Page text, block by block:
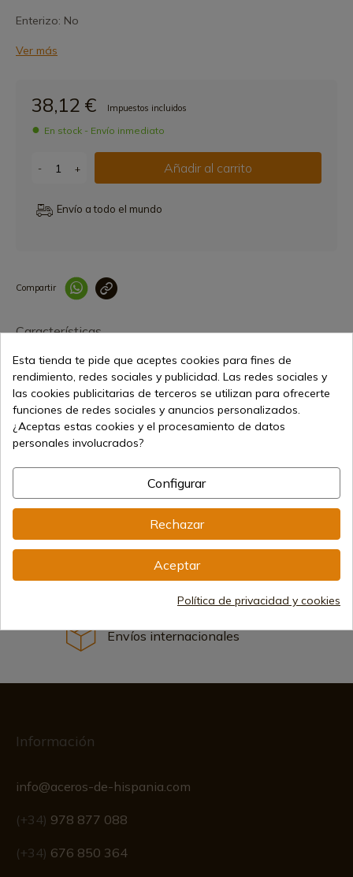
Enterizo: No
Ver más
38,12 € Impuestos incluidos
En stock - Envío inmediato
- + Añadir al carrito
Envío a todo el mundo
Compartir
Características
Empuñadura Sintético
Vendiendo online desde 1998
Métodos de pago seguros
Envíos internacionales
Información
info@aceros-de-hispania.com
(+34) 978 877 088
(+34) 676 850 364
Esta tienda te pide que aceptes cookies para fines de
rendimiento, redes sociales y publicidad. Las redes sociales y
las cookies publicitarias de terceros se utilizan para ofrecerte
funciones de redes sociales y anuncios personalizados.
¿Aceptas estas cookies y el procesamiento de datos
personales involucrados?
Configurar
Rechazar
Aceptar
Política de privacidad y cookies